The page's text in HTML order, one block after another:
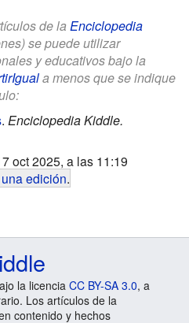
de la Enciclopedia
se puede utilizar
y educativos bajo la
a menos que se indique
. Enciclopedia Kiddle.
oct 2025, a las 11:19
edición.
la licencia CC BY-SA 3.0, a
Los artículos de la
contenido y hechos